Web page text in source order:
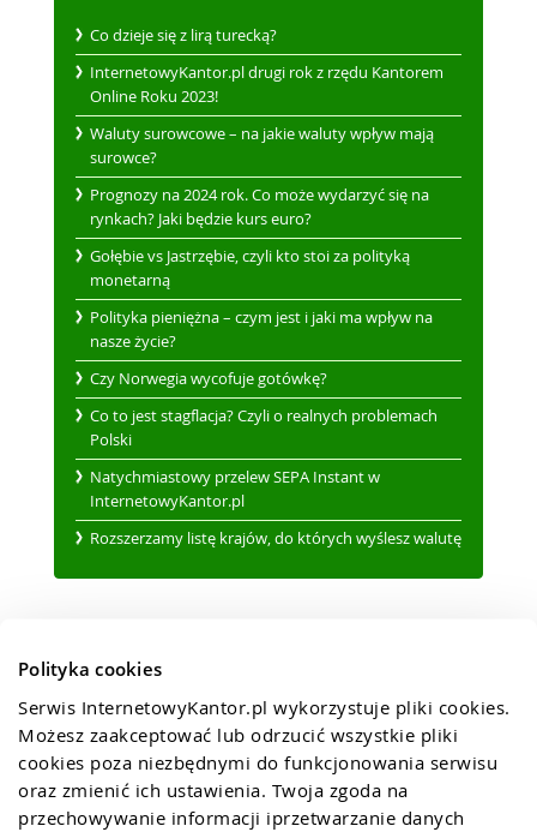
Polityka cookies
Serwis InternetowyKantor.pl wykorzystuje pliki cookies.
Możesz zaakceptować lub odrzucić wszystkie pliki
cookies poza niezbędnymi do funkcjonowania serwisu
oraz zmienić ich ustawienia. Twoja zgoda na
przechowywanie informacji iprzetwarzanie danych
Co dzieje się z lirą turecką?
InternetowyKantor.pl drugi rok z rzędu Kantorem
Online Roku 2023!
Waluty surowcowe – na jakie waluty wpływ mają
surowce?
Prognozy na 2024 rok. Co może wydarzyć się na
rynkach? Jaki będzie kurs euro?
Gołębie vs Jastrzębie, czyli kto stoi za polityką
monetarną
Polityka pieniężna – czym jest i jaki ma wpływ na
nasze życie?
Czy Norwegia wycofuje gotówkę?
Co to jest stagflacja? Czyli o realnych problemach
Polski
Natychmiastowy przelew SEPA Instant w
InternetowyKantor.pl
Rozszerzamy listę krajów, do których wyślesz walutę